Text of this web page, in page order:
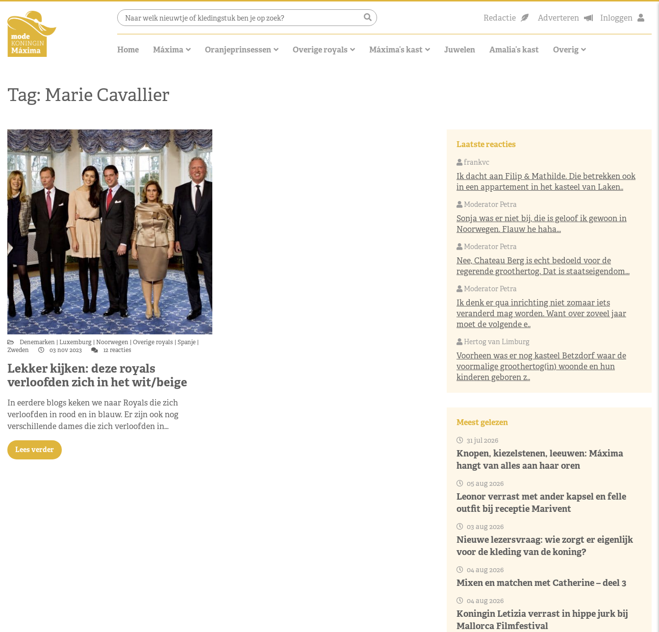
Redactie Adverteren Inloggen
Home Máxima Oranjeprinsessen Overige royals Máxima’s kast Juwelen Amalia’s kast Overig
Tag: Marie Cavallier
Denemarken Luxemburg Noorwegen Overige royals
Spanje
Zweden
03 nov 2023 12 reacties
Lekker kijken: deze royals
verloofden zich in het wit/beige
In eerdere blogs keken we naar Royals die zich
verloofden in rood en in blauw. Er zijn ook nog
verschillende dames die zich verloofden in…
Lees verder
Laatste reacties
frankvc
Ik dacht aan Filip & Mathilde. Die betrekken ook
in een appartement in het kasteel van Laken..
Moderator Petra
Sonja was er niet bij, die is geloof ik gewoon in
Noorwegen. Flauw he haha...
Moderator Petra
Nee, Chateau Berg is echt bedoeld voor de
regerende groothertog. Dat is staatseigendom...
Moderator Petra
Ik denk er qua inrichting niet zomaar iets
veranderd mag worden. Want over zoveel jaar
moet de volgende e..
Hertog van Limburg
Voorheen was er nog kasteel Betzdorf waar de
voormalige groothertog(in) woonde en hun
kinderen geboren z..
Meest gelezen
31 jul 2026
Knopen, kiezelstenen, leeuwen: Máxima
hangt van alles aan haar oren
05 aug 2026
Leonor verrast met ander kapsel en felle
outfit bij receptie Marivent
03 aug 2026
Nieuwe lezersvraag: wie zorgt er eigenlijk
voor de kleding van de koning?
04 aug 2026
Mixen en matchen met Catherine – deel 3
04 aug 2026
Koningin Letizia verrast in hippe jurk bij
Mallorca Filmfestival